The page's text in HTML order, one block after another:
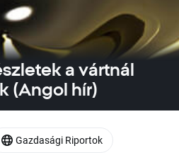
a vártnál
(Angol hír)
Gazdasági Riportok